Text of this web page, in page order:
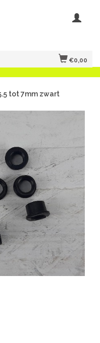
€0,00
tot 7mm zwart